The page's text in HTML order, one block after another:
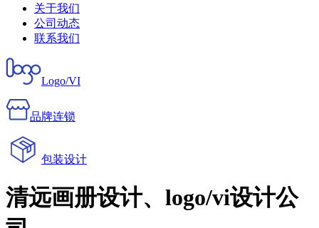
关于我们
公司动态
联系我们
Logo/VI
品牌连锁
包装设计
清远画册设计、logo/vi设计公